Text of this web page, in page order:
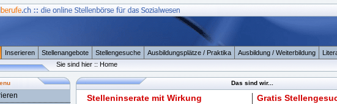
Inserieren Stellenangebote Stellengesuche Ausbildungsplätze / Praktika Ausbildung / Weiterbildung
Sie sind hier :: Home
Das sind wir...
Stelleninserate mit Wirkung Gratis